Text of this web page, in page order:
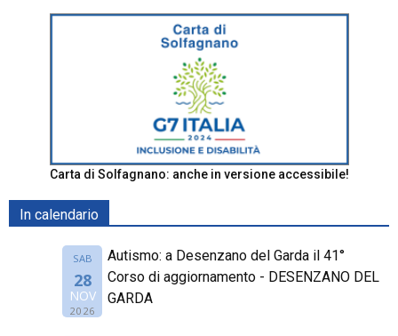
Carta di Solfagnano: anche in versione accessibile!
In calendario
SAB
28
NOV
2026
Autismo: a Desenzano del Garda il 41°
Corso di aggiornamento - DESENZANO DEL
GARDA